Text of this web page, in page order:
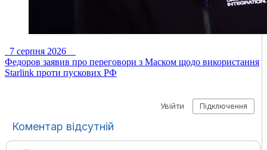
7 серпня 2026
Федоров заявив про переговори з Маском щодо використання
Starlink проти пускових РФ